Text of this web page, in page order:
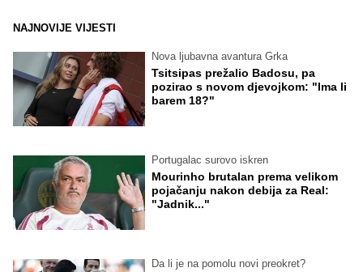
NAJNOVIJE VIJESTI
Nova ljubavna avantura Grka
Tsitsipas prežalio Badosu, pa
pozirao s novom djevojkom: "Ima li
barem 18?"
Portugalac surovo iskren
Mourinho brutalan prema velikom
pojačanju nakon debija za Real:
"Jadnik..."
Da li je na pomolu novi preokret?